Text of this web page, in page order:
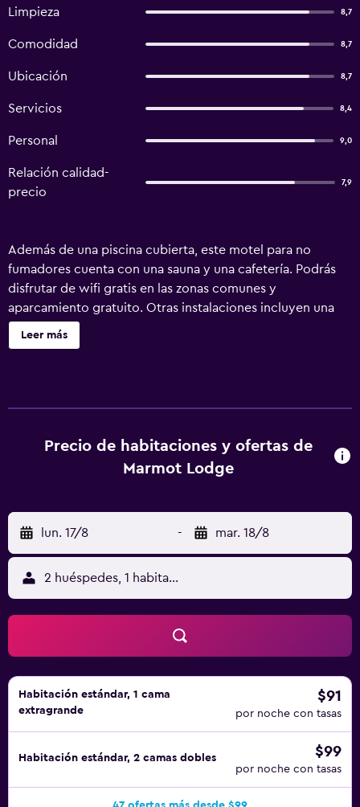
Limpieza 8,7
Comodidad 8,7
Ubicación 8,7
Servicios 8,4
Personal 9,0
Relación calidad-
precio
7,9
Además de una piscina cubierta, este motel para no
fumadores cuenta con una sauna y una cafetería. Podrás
disfrutar de wifi gratis en las zonas comunes y
aparcamiento gratuito. Otras instalaciones incluyen una
bañera de hidromasaje, servicio de recepción 24 horas y
una sala de ordenadores. Se ofrece un servicio de limpieza
artículos de higiene personal gratuitos. Los huéspedes
pueden navegar por la web gracias a nuestro acceso a
limpieza todos los días. En el alojamiento hay piscina
cubierta y bañera de hidromasaje. Otros servicios de ocio
y esparcimiento incluyen sauna. Se pueden practicar las
actividades de ocio y esparcimiento que se indican más
abajo en las instalaciones o cerca del alojamiento (es
posible que se aplique un recargo).
Leer más
Precio de habitaciones y ofertas de
Marmot Lodge
lun. 17/8 - mar. 18/8
2 huéspedes, 1 habitación
Habitación estándar, 1 cama
extragrande
$91
por noche con tasas
Habitación estándar, 2 camas dobles $99
por noche con tasas